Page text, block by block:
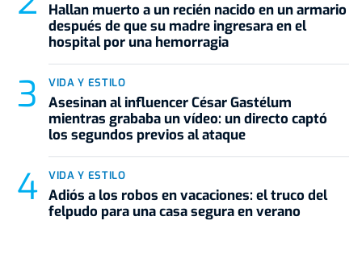
Hallan muerto a un recién nacido en un armario
después de que su madre ingresara en el
hospital por una hemorragia
VIDA Y ESTILO
Asesinan al influencer César Gastélum
mientras grababa un vídeo: un directo captó
los segundos previos al ataque
VIDA Y ESTILO
Adiós a los robos en vacaciones: el truco del
felpudo para una casa segura en verano